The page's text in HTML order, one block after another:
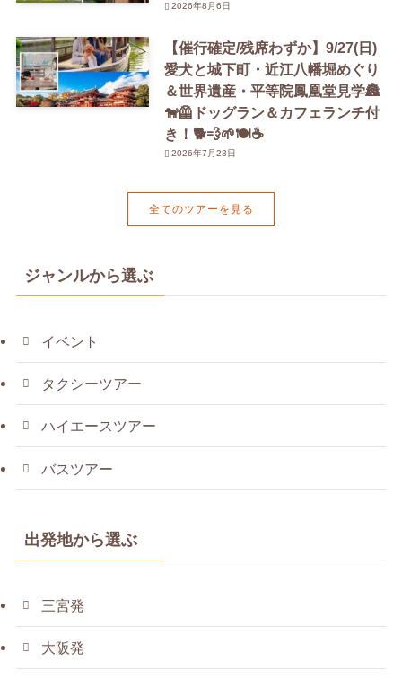
2026年8月6日
【催行確定/残席わずか】9/27(日)
愛犬と城下町・近江八幡堀めぐり
＆世界遺産・平等院鳳凰堂見学🏯
🐕‍🦺ドッグラン＆カフェランチ付
き！🐕💨🌱🍽️☕️
2026年7月23日
全てのツアーを見る
ジャンルから選ぶ
イベント
タクシーツアー
ハイエースツアー
バスツアー
出発地から選ぶ
三宮発
大阪発